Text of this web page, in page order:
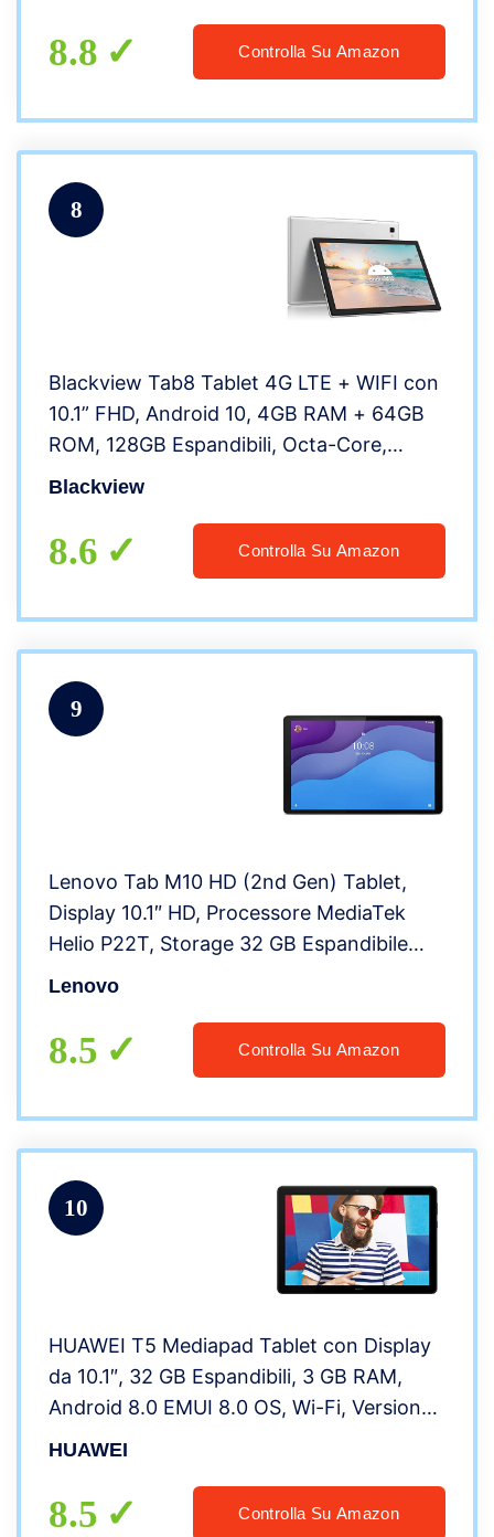
8.8 Controlla Su Amazon
8
Blackview Tab8 Tablet 4G LTE + WIFI con
10.1” FHD, Android 10, 4GB RAM + 64GB
ROM, 128GB Espandibili, Octa-Core,
Batteria 6580mAh, Fotocamera 13MP,
ID/OTG-Grigio
Blackview
8.6 Controlla Su Amazon
9
Lenovo Tab M10 HD (2nd Gen) Tablet,
Display 10.1″ HD, Processore MediaTek
Helio P22T, Storage 32 GB Espandibile
fino ad 1 TB, RAM 2 GB, WIFI+Bluetooth
Lenovo
8.5 Controlla Su Amazon
10
HUAWEI T5 Mediapad Tablet con Display
da 10.1″, 32 GB Espandibili, 3 GB RAM,
Android 8.0 EMUI 8.0 OS, Wi-Fi, Versione
2020, Nero
HUAWEI
8.5 Controlla Su Amazon